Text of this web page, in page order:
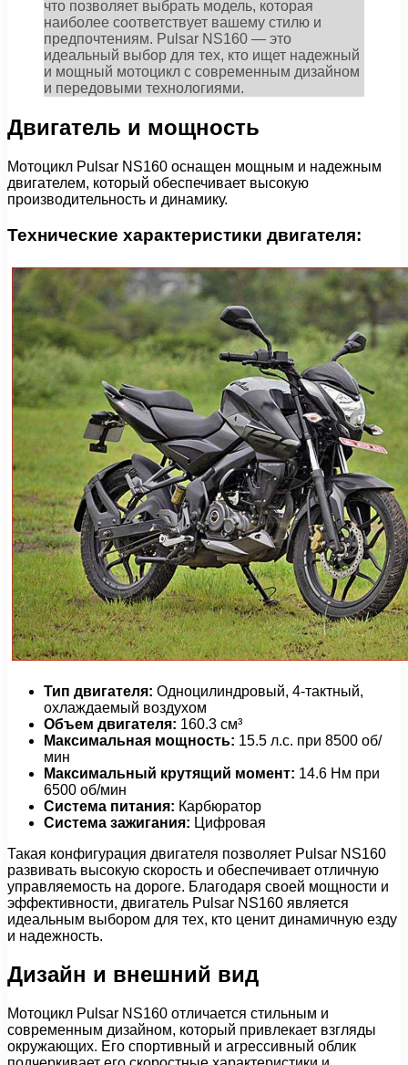
что позволяет выбрать модель, которая
наиболее соответствует вашему стилю и
предпочтениям. Pulsar NS160 — это
идеальный выбор для тех, кто ищет надежный
и мощный мотоцикл с современным дизайном
и передовыми технологиями.
Двигатель и мощность
Мотоцикл Pulsar NS160 оснащен мощным и надежным
двигателем, который обеспечивает высокую
производительность и динамику.
Технические характеристики двигателя:
Тип двигателя: Одноцилиндровый, 4-тактный,
охлаждаемый воздухом
Объем двигателя: 160.3 см³
Максимальная мощность: 15.5 л.с. при 8500 об/
мин
Максимальный крутящий момент: 14.6 Нм при
6500 об/мин
Система питания: Карбюратор
Система зажигания: Цифровая
Такая конфигурация двигателя позволяет Pulsar NS160
развивать высокую скорость и обеспечивает отличную
управляемость на дороге. Благодаря своей мощности и
эффективности, двигатель Pulsar NS160 является
идеальным выбором для тех, кто ценит динамичную езду
и надежность.
Дизайн и внешний вид
Мотоцикл Pulsar NS160 отличается стильным и
современным дизайном, который привлекает взгляды
окружающих. Его спортивный и агрессивный облик